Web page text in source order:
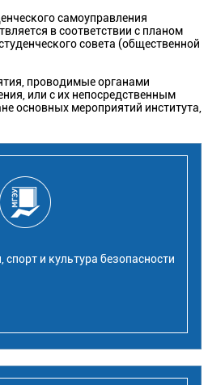
самоуправления
в соответствии с планом
совета (общественной
проводимые органами
или с их непосредственным
основных мероприятий института,
и культура безопасности